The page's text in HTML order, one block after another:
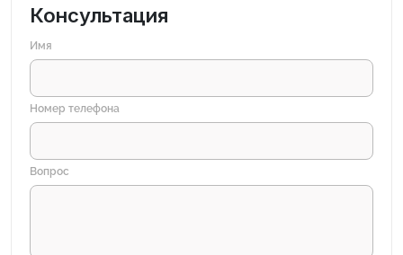
Консультация
Имя
Номер телефона
Вопрос